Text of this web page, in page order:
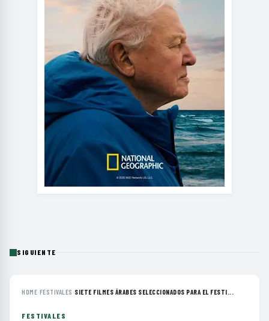
SIGUIENTE
HOME›FESTIVALES ›SIETE FILMES ÁRABES SELECCIONADOS PARA EL FESTI...
FESTIVALES